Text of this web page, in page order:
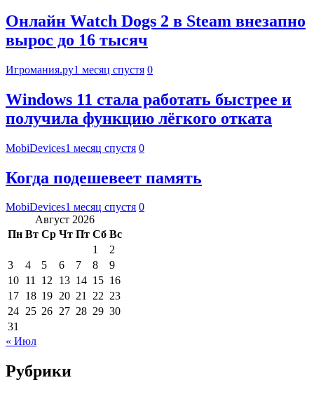
Онлайн Watch Dogs 2 в Steam внезапно
вырос до 16 тысяч
Игромания.ру1 месяц спустя 0
Windows 11 стала работать быстрее и
получила функцию лёгкого отката
MobiDevices1 месяц спустя 0
Когда подешевеет память
MobiDevices1 месяц спустя 0
Август 2026
Пн Вт Ср Чт Пт Сб Вс
1
2
3
4 5 6 7 8
9
10 11 12 13 14 15 16
17 18 19 20 21 22 23
24 25 26 27 28 29 30
31
« Июл
Рубрики